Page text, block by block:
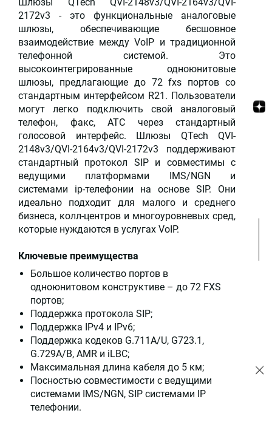
Шлюзы QTech QVI-2148v3/QVI-2164v3/QVI-
2172v3 - это функциональные аналоговые
шлюзы, обеспечивающие бесшовное
взаимодействие между VoIP и традиционной
телефонной системой. Это
высокоинтегрированные одноюнитовые
шлюзы, предлагающие до 72 fxs портов со
стандартным интерфейсом R21. Пользователи
могут легко подключить свой аналоговый
телефон, факс, АТС через стандартный
голосовой интерфейс. Шлюзы QTech QVI-
2148v3/QVI-2164v3/QVI-2172v3 поддерживают
стандартный протокол SIP и совместимы с
ведущими платформами IMS/NGN и
системами ip-телефонии на основе SIP. Они
идеально подходит для малого и среднего
бизнеса, колл-центров и многоуровневых сред,
которые нуждаются в услугах VoIP.
Ключевые преимущества
Большое количество портов в
одноюнитовом конструктиве – до 72 FXS
портов;
Поддержка протокола SIP;
Поддержка IPv4 и IPv6;
Поддержка кодеков G.711A/U, G723.1,
G.729A/B, AMR и iLBC;
Максимальная длина кабеля до 5 км;
Посностью совместимости с ведущими
системами IMS/NGN, SIP системами IP
телефонии.